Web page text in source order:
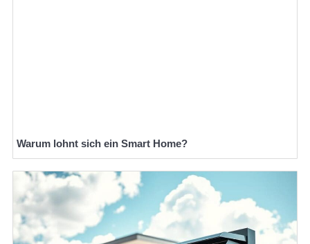
Warum lohnt sich ein Smart Home?